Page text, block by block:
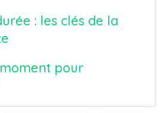
: les clés de la
pour